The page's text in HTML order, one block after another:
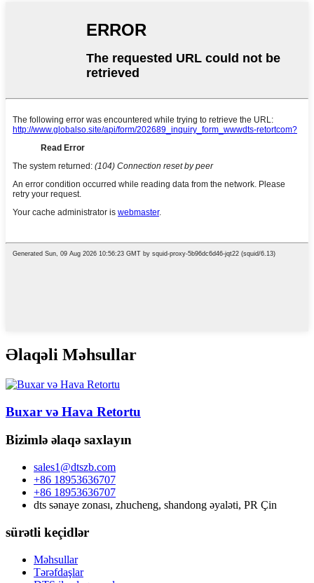
Əlaqəli Məhsullar
Buxar və Hava Retortu
Bizimlə əlaqə saxlayın
sales1@dtszb.com
+86 18953636707
+86 18953636707
dts sənaye zonası, zhucheng, shandong əyaləti, PR Çin
sürətli keçidlər
Məhsullar
Tərəfdaşlar